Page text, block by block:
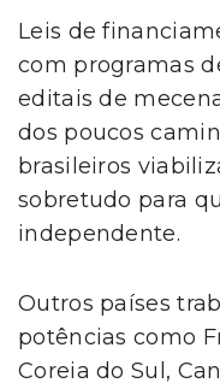
Leis de
com programas
editais de
dos poucos
brasileiros
sobretudo para
independente.
Outros países
potências como
Coreia do Sul,